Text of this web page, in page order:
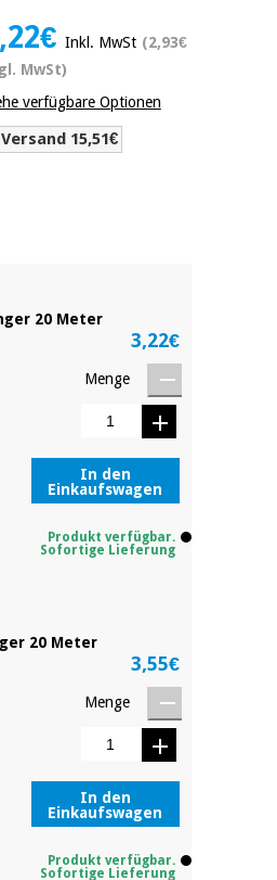
Inkl. MwSt (2,93€
MwSt)
verfügbare Optionen
15,51€
20 Meter
3,22€
Menge
In den
Einkaufswagen
Produkt verfügbar.
Sofortige Lieferung
20 Meter
3,55€
Menge
In den
Einkaufswagen
Produkt verfügbar.
Sofortige Lieferung